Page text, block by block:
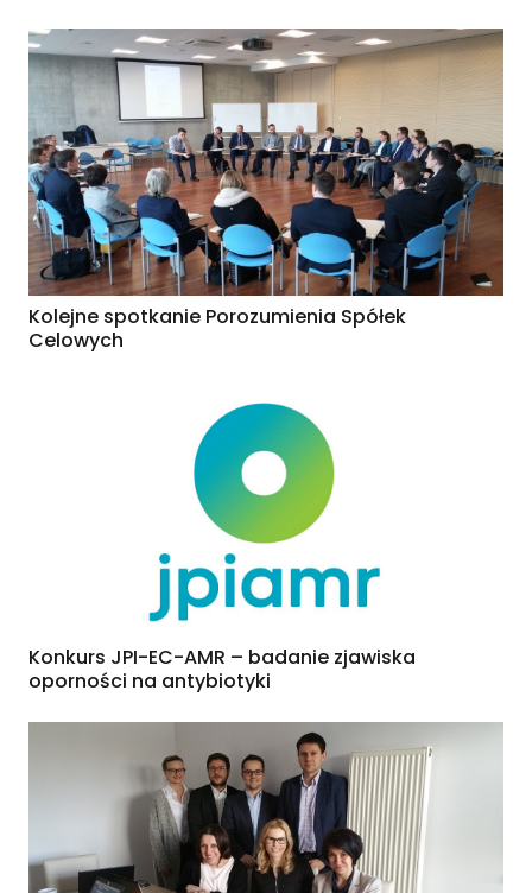
Kolejne spotkanie Porozumienia Spółek
Celowych
Konkurs JPI-EC-AMR – badanie zjawiska
oporności na antybiotyki